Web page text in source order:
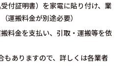
付証明書）を家電に貼り付け、業
運搬料金が別途必要）
料金を支払い、引取・運搬等を依
もありますので、詳しくは各業者